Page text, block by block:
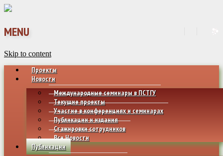
MENU
Skip to content
Проекты
Новости
Международные семинары в ПСТГУ
Текущие проекты
Участие в конференциях и семинарах
Публикации и издания
Стажировки сотрудников
Все Новости
Публикации